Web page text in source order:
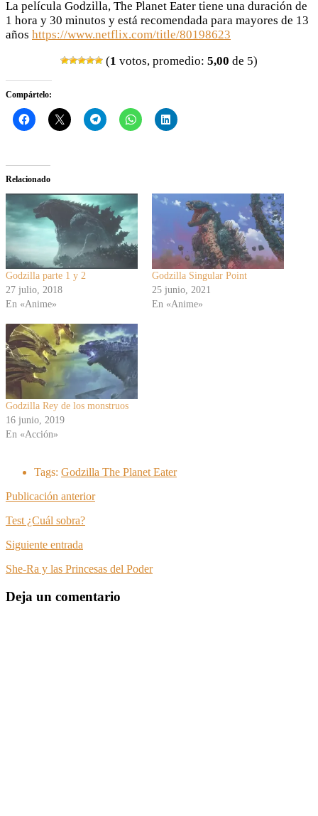
La película Godzilla, The Planet Eater tiene una duración de
1 hora y 30 minutos y está recomendada para mayores de 13
años https://www.netflix.com/title/80198623
(1 votos, promedio: 5,00 de 5)
Compártelo:
Relacionado
Godzilla parte 1 y 2
27 julio, 2018
En «Anime»
Godzilla Singular Point
25 junio, 2021
En «Anime»
Godzilla Rey de los monstruos
16 junio, 2019
En «Acción»
Tags: Godzilla The Planet Eater
Publicación anterior
Test ¿Cuál sobra?
Siguiente entrada
She-Ra y las Princesas del Poder
Deja un comentario